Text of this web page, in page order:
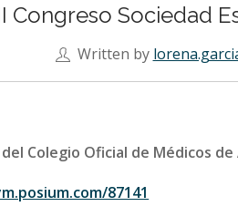
Congreso Sociedad
Written by
Colegio Oficial de Médicos
87141